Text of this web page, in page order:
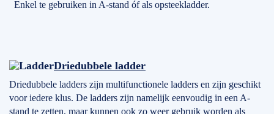
Enkel te gebruiken in A-stand óf als opsteekladder.
Driedubbele ladder
Driedubbele ladders zijn multifunctionele ladders en zijn geschikt
voor iedere klus. De ladders zijn namelijk eenvoudig in een A-
stand te zetten, maar kunnen ook zo weer gebruik worden als